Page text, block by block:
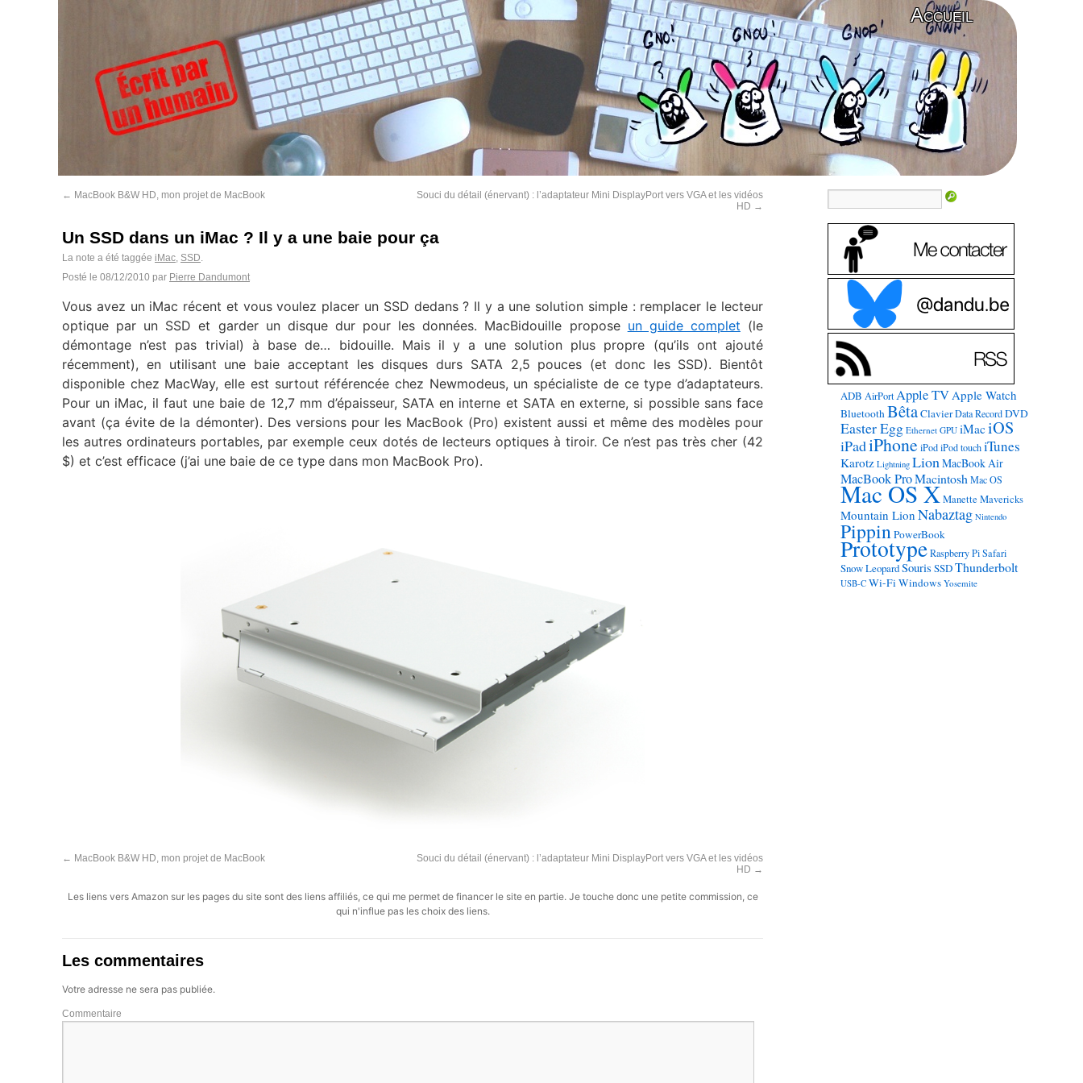
Accueil
← MacBook B&W HD, mon projet de MacBook
Souci du détail (énervant) : l’adaptateur Mini DisplayPort vers VGA et les vidéos
HD →
Un SSD dans un iMac ? Il y a une baie pour ça
La note a été taggée iMac, SSD.
Posté le 08/12/2010 par Pierre Dandumont
Vous avez un iMac récent et vous voulez placer un SSD dedans ? Il y a une solution simple : remplacer le lecteur
optique par un SSD et garder un disque dur pour les données. MacBidouille propose un guide complet (le
démontage n’est pas trivial) à base de… bidouille. Mais il y a une solution plus propre (qu’ils ont ajouté
récemment), en utilisant une baie acceptant les disques durs SATA 2,5 pouces (et donc les SSD). Bientôt
disponible chez MacWay, elle est surtout référencée chez Newmodeus, un spécialiste de ce type d’adaptateurs.
Pour un iMac, il faut une baie de 12,7 mm d’épaisseur, SATA en interne et SATA en externe, si possible sans face
avant (ça évite de la démonter). Des versions pour les MacBook (Pro) existent aussi et même des modèles pour
les autres ordinateurs portables, par exemple ceux dotés de lecteurs optiques à tiroir. Ce n’est pas très cher (42
$) et c’est efficace (j’ai une baie de ce type dans mon MacBook Pro).
← MacBook B&W HD, mon projet de MacBook
Souci du détail (énervant) : l’adaptateur Mini DisplayPort vers VGA et les vidéos
HD →
Les liens vers Amazon sur les pages du site sont des liens affiliés, ce qui me permet de financer le site en partie. Je touche donc une petite commission, ce
qui n'influe pas les choix des liens.
Les commentaires
Votre adresse ne sera pas publiée.
Commentaire
ADB AirPort Apple TVApple Watch
BluetoothBêtaClavier Data Record DVD
Easter Egg Ethernet GPU iMaciOS
iPadiPhone iPod iPod touch iTunes
Karotz Lightning LionMacBook Air
MacBook ProMacintosh Mac OS
Mac OS X Manette Mavericks
Mountain Lion Nabaztag Nintendo
PippinPowerBook
Prototype Raspberry Pi Safari
Snow LeopardSouris SSDThunderbolt
USB-C Wi-FiWindows Yosemite